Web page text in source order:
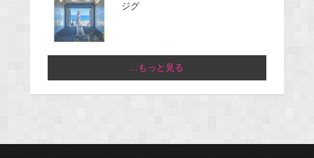
ジグ
...もっと見る